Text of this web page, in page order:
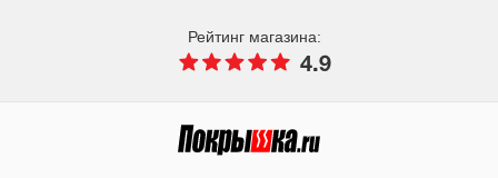
Рейтинг магазина:
4.9